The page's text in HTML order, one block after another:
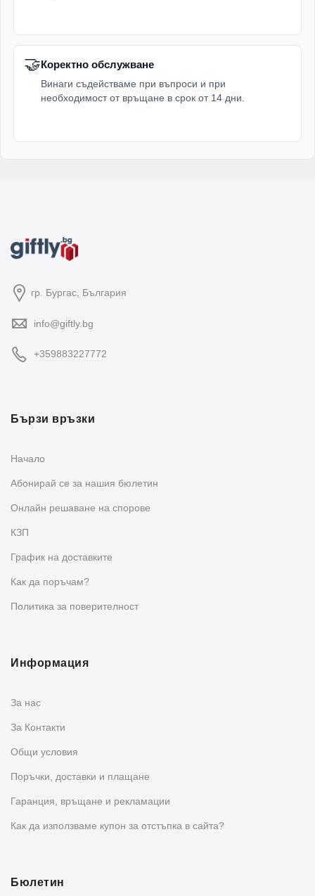
🤝Коректно обслужване
Винаги съдействаме при въпроси и при
необходимост от връщане в срок от 14 дни.
гр. Бургас, България
info@giftly.bg
+359883227772
Бързи връзки
Начало
Абонирай се за нашия бюлетин
Oнлайн решаване на спорове
КЗП
График на доставките
Как да поръчам?
Политика за поверителност
Информация
За нас
За Контакти
Общи условия
Поръчки, доставки и плащане
Гаранция, връщане и рекламации
Как да използваме купон за отстъпка в сайта?
Бюлетин